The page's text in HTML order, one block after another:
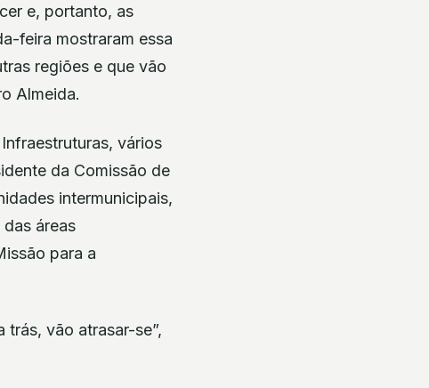
e, portanto, as
feira mostraram essa
regiões e que vão
Almeida.
vários
da Comissão de
intermunicipais,
áreas
para a
vão atrasar-se”,